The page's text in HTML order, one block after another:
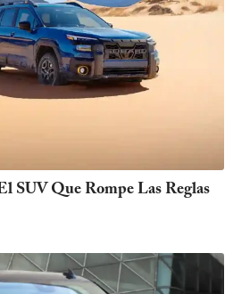
SUV Que Rompe Las Reglas